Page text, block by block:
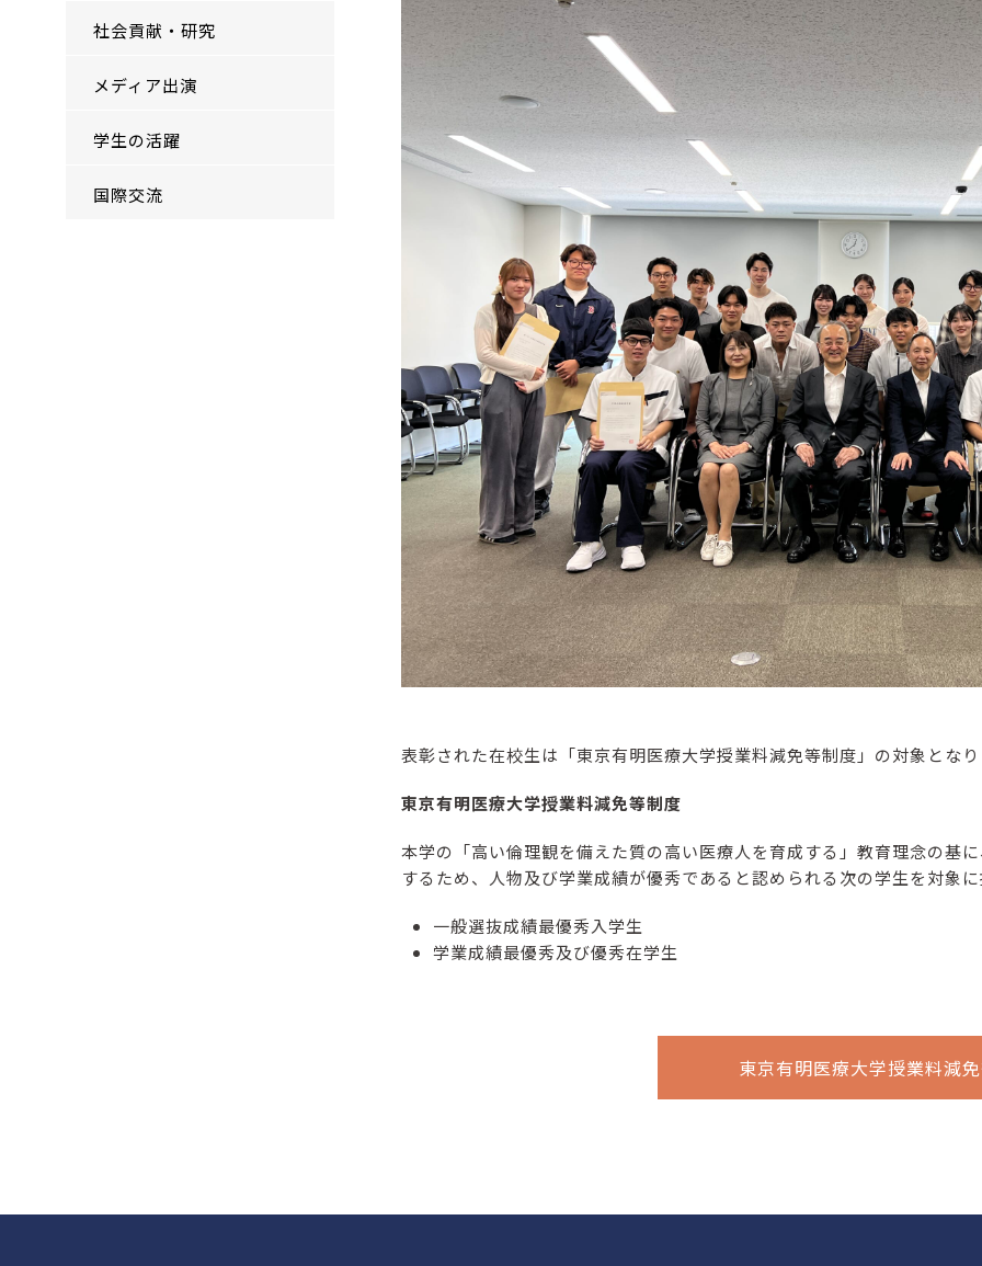
社会貢献・研究
メディア出演
学生の活躍
国際交流
表彰された在校生は「東京有明医療大学授業料減免等制度」の対象とな
東京有明医療大学授業料減免等制度
本学の「高い倫理観を備えた質の高い医療人を育成する」教育理念の基
するため、人物及び学業成績が優秀であると認められる次の学生を対象
一般選抜成績最優秀入学生
学業成績最優秀及び優秀在学生
東京有明医療大学授業料減